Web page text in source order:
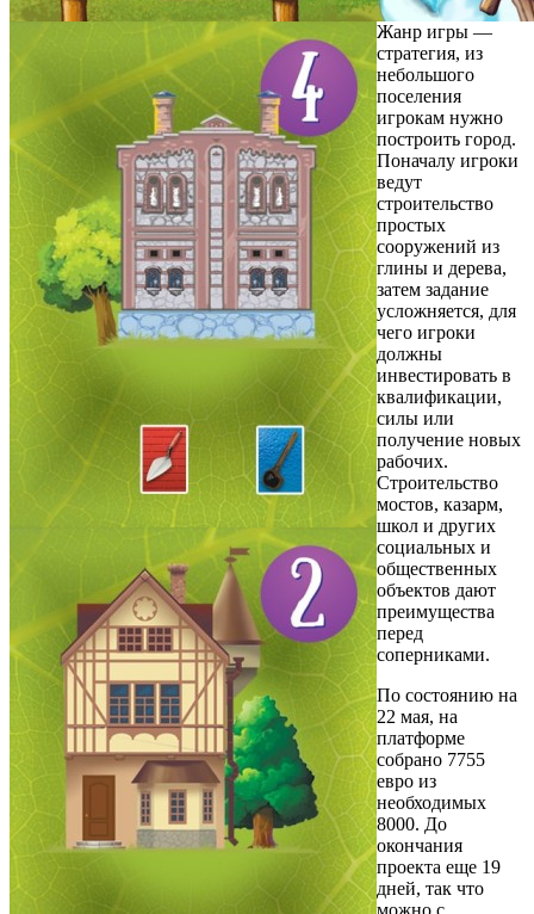
Жанр игры —
стратегия, из
небольшого
поселения
игрокам нужно
построить город.
Поначалу игроки
ведут
строительство
простых
сооружений из
глины и дерева,
затем задание
усложняется, для
чего игроки
должны
инвестировать в
квалификации,
силы или
получение новых
рабочих.
Строительство
мостов, казарм,
школ и других
социальных и
общественных
объектов дают
преимущества
перед
соперниками.
По состоянию на
22 мая, на
платформе
собрано 7755
евро из
необходимых
8000. До
окончания
проекта еще 19
дней, так что